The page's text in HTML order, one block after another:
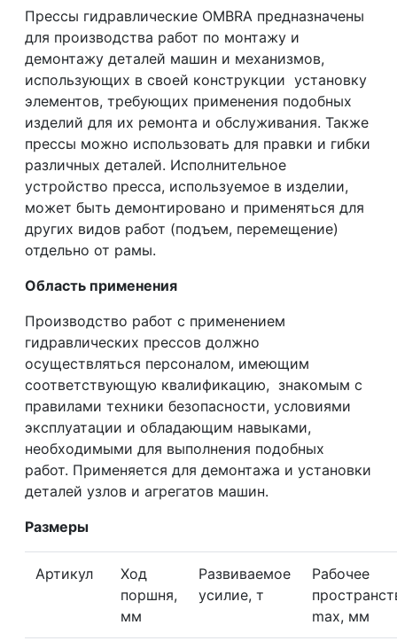
Прессы гидравлические OMBRA предназначены
для производства работ по монтажу и
демонтажу деталей машин и механизмов,
использующих в своей конструкции установку
элементов, требующих применения подобных
изделий для их ремонта и обслуживания. Также
прессы можно использовать для правки и гибки
различных деталей. Исполнительное
устройство пресса, используемое в изделии,
может быть демонтировано и применяться для
других видов работ (подъем, перемещение)
отдельно от рамы.
Область применения
Производство работ с применением
гидравлических прессов должно
осуществляться персоналом, имеющим
соответствующую квалификацию, знакомым с
правилами техники безопасности, условиями
эксплуатации и обладающим навыками,
необходимыми для выполнения подобных
работ. Применяется для демонтажа и установки
деталей узлов и агрегатов машин.
Размеры
Артикул
Ход
поршня,
мм
Развиваемое
усилие, т
Рабочее
max, мм